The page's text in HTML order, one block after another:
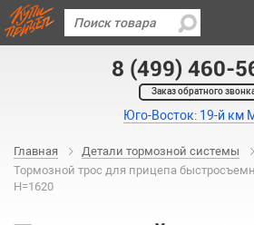
8 (499) 460-
Заказ обратного
Юго-Восток: 19-й км
Главная
Детали тормозной системы
Тормозной трос для прицепа
H=1620